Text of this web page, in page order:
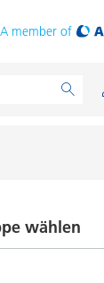
A member of
wählen